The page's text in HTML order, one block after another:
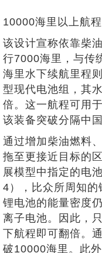
10000海里以上航程
该设计宣称依靠柴
行7000海里，与传
海里水下续航里程
型现代电池组，其
倍。这一航程可用
该装备突破分隔中
通过增加柴油燃料
拖至更接近目标的
展模型中指定的电
4），比众所周知
锂电池的能量密度
离子电池。因此，
下航程即可翻倍。
破10000海里。此